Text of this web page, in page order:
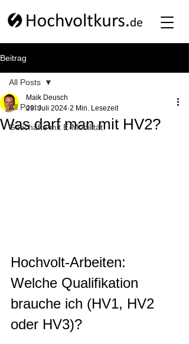
Beitrag
All Posts
Geschäfte mit E-Mobilität
All Posts
Was darf man mit HV2?
Maik Deusch
29. Juli 2024 2 Min. Lesezeit
Hochvolt-Arbeiten:
Welche Qualifikation
brauche ich (HV1, HV2
oder HV3)?